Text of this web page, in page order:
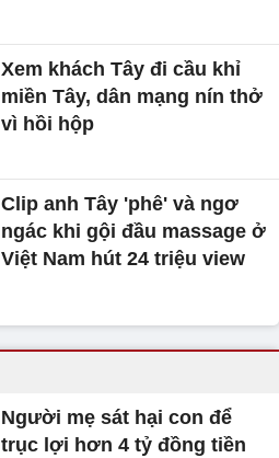
Xem khách Tây đi cầu khỉ
miền Tây, dân mạng nín thở
vì hồi hộp
Clip anh Tây 'phê' và ngơ
ngác khi gội đầu massage ở
Việt Nam hút 24 triệu view
Người mẹ sát hại con để
trục lợi hơn 4 tỷ đồng tiền